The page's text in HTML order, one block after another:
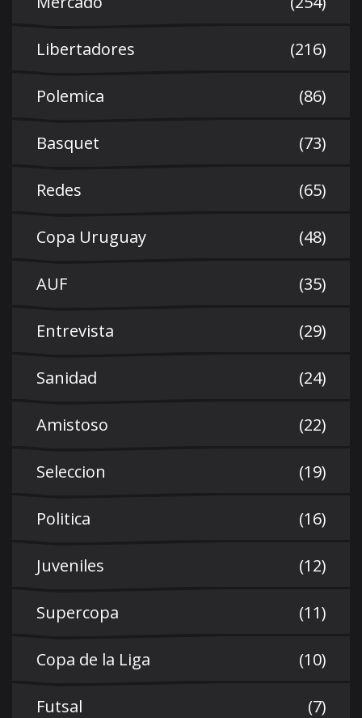
Libertadores (216)
Polemica (86)
Basquet (73)
Redes (65)
Copa Uruguay (48)
AUF (35)
Entrevista (29)
Sanidad (24)
Amistoso (22)
Seleccion (19)
Politica (16)
Juveniles (12)
Supercopa (11)
Copa de la Liga (10)
Futsal (7)